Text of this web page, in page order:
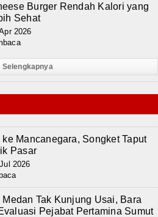
Burger Rendah Kalori yang
Sehat
2026
Selengkapnya
ke Mancanegara, Songket Taput
Pasar
2026
Tak Kunjung Usai, Bara
Pejabat Pertamina Sumut